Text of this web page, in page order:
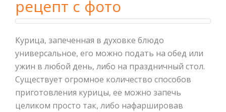
рецепт с фото
Курица, запеченная в духовке блюдо
универсальное, его можно подать на обед или
ужин в любой день, либо на праздничный стол.
Существует огромное количество способов
приготовления курицы, ее можно запечь
целиком просто так, либо нафаршировав